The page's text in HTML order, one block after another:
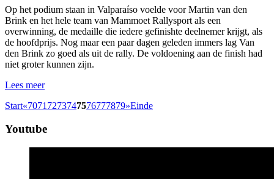
Op het podium staan in Valparaíso voelde voor Martin van den
Brink en het hele team van Mammoet Rallysport als een
overwinning, de medaille die iedere gefinishte deelnemer krijgt, als
de hoofdprijs. Nog maar een paar dagen geleden immers lag Van
den Brink zo goed als uit de rally. De voldoening aan de finish had
niet groter kunnen zijn.
Lees meer
Start«7071 7273747576777879»Einde
Youtube